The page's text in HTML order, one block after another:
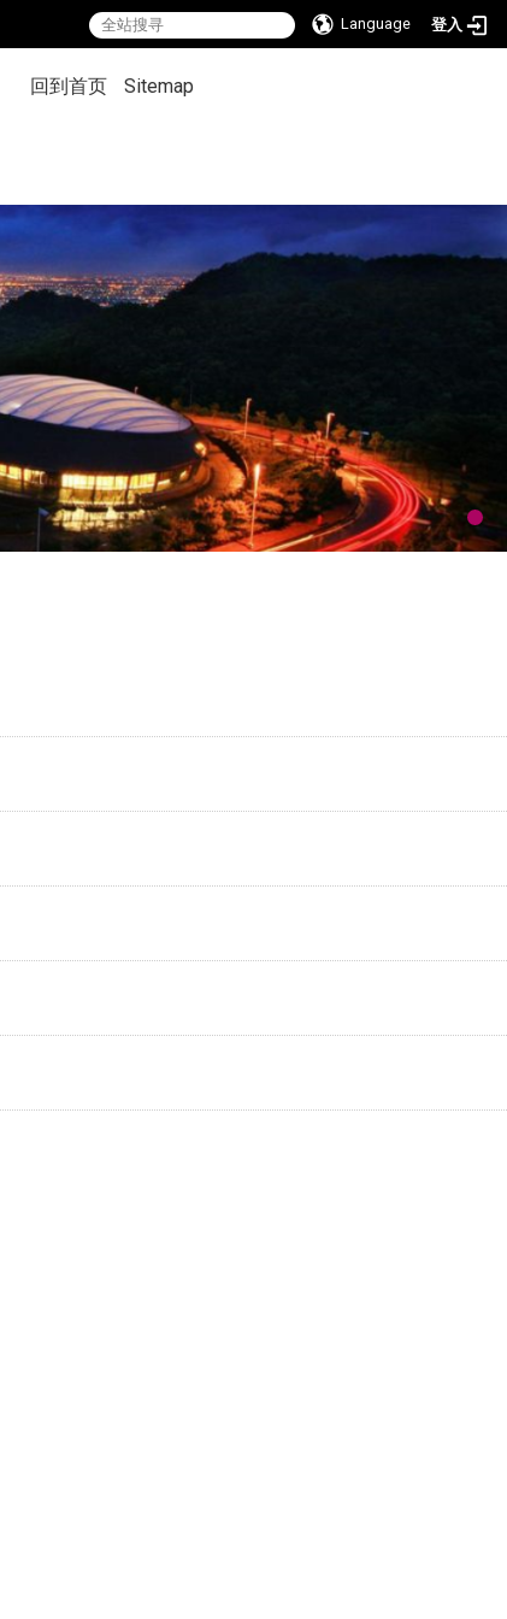
Language 登入
回到首页 Sitemap